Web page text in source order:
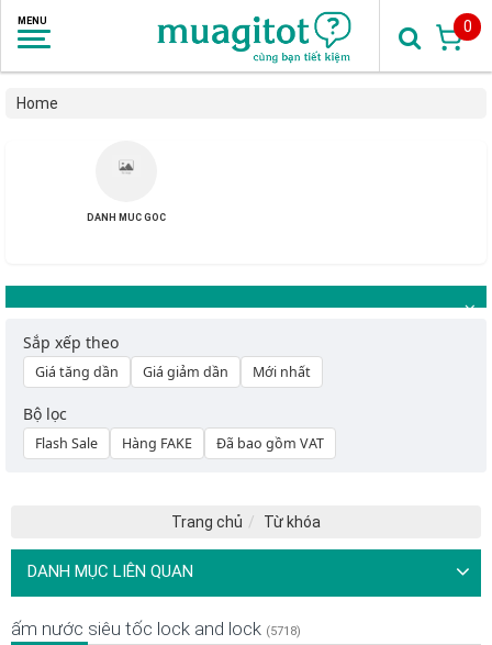
0
Home
DANH MUC GOC
Sắp xếp theo
Giá tăng dần Giá giảm dần Mới nhất
Bộ lọc
Flash Sale Hàng FAKE Đã bao gồm VAT
Trang chủ Từ khóa
DANH MỤC LIÊN QUAN
ấm nước siêu tốc lock and lock (5718)